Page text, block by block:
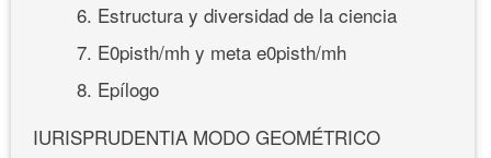
6. Estructura y diversidad de la ciencia
7. E0pisth/mh y meta e0pisth/mh
8. Epílogo
IURISPRUDENTIA MODO GEOMÉTRICO